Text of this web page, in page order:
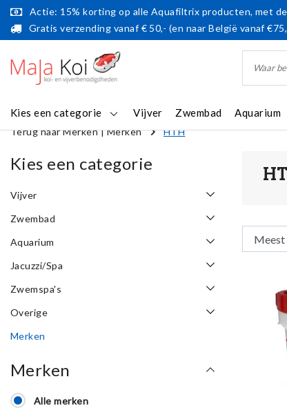
Actie: 15% korting op alle Aquafiltrix producten, met
Gratis verzending vanaf € 50,- (en naar België vanaf
Kies een categorie Vijver Zwembad Aquarium
Terug naar Merken|Merken HTH
Kies een categorie
Vijver
Zwembad
Aquarium
Jacuzzi/Spa
Zwemspa's
Overige
Merken
Merken
Alle merken